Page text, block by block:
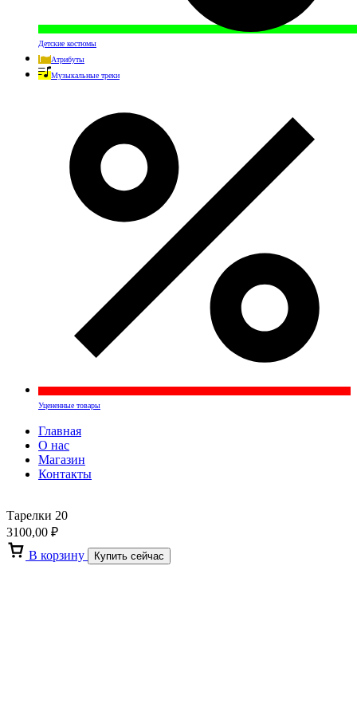
Детские костюмы
Атрибуты
Музыкальные треки
Уцененные товары
Главная
О нас
Магазин
Контакты
Тарелки 20
3100,00 ₽
В корзину
Купить сейчас